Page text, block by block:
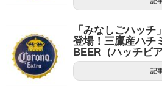
「みなしごハッ
登場！三鷹産ハチ
BEER（ハッチビ
記